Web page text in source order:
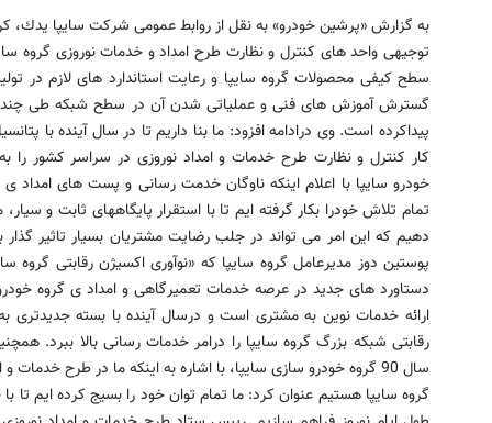
به گزارش «پرشین خودرو» به نقل از روابط عمومی شركت سایپا یدك،
توجیهی واحد های كنترل و نظارت طرح امداد و خدمات نوروزی گروه
سطح كیفی محصولات گروه سایپا و رعایت استاندارد های لازم در
گسترش آموزش های فنی و عملیاتی شدن آن در سطح شبكه طی
پیداكرده است. وی درادامه افزود: ما بنا داریم تا در سال آینده با
كار كنترل و نظارت طرح خدمات و امداد نوروزی در سراسر كشور را
خودرو سایپا با اعلام اینكه ناوگان خدمت رسانی و پست های امداد
تمام تلاش خودرا بكار گرفته ایم تا با استقرار پایگاههای ثابت و
دهیم كه این امر می تواند در جلب رضایت مشتریان بسیار تاثیر
پوستین دوز مدیرعامل گروه سایپا كه «نوآوری اكسیژن رقابتی گروه
دستاورد های جدید در عرصه خدمات تعمیرگاهی و امداد ی گروه
ارائه خدمات نوین به مشتری است و درسال آینده با بسته جدیدتری
رقابتی شبكه بزرگ گروه سایپا را درامر خدمات رسانی بالا ببرد.
گروه سایپا هستیم عنوان كرد: ما تمام توان خود را بسیج كرده ایم